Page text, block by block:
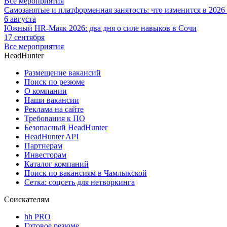
Самозанятые и платформенная занятость: что изменится в 2026
6 августа
Южный HR-Маяк 2026: два дня о силе навыков в Сочи
17 сентября
Все мероприятия
HeadHunter
Размещение вакансий
Поиск по резюме
О компании
Наши вакансии
Реклама на сайте
Требования к ПО
Безопасный HeadHunter
HeadHunter API
Партнерам
Инвесторам
Каталог компаний
Поиск по вакансиям в Чамлыкской
Сетка: соцсеть для нетворкинга
Соискателям
hh PRO